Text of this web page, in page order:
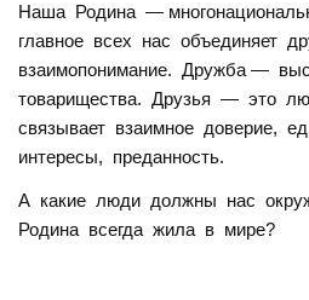
Наша Родина —
главное всех нас объединяет
взаимопонимание. Дружба —
товарищества. Друзья — это
связывает взаимное доверие,
интересы, преданность.
А какие люди должны нас
Родина всегда жила в мире?